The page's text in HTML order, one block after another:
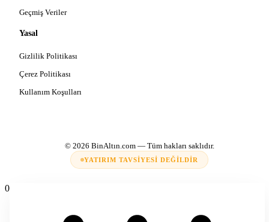
Geçmiş Veriler
Yasal
Gizlilik Politikası
Çerez Politikası
Kullanım Koşulları
© 2026 BinAltın.com— Tüm hakları saklıdır.
YATIRIM TAVSIYESI DEĞILDIR
0